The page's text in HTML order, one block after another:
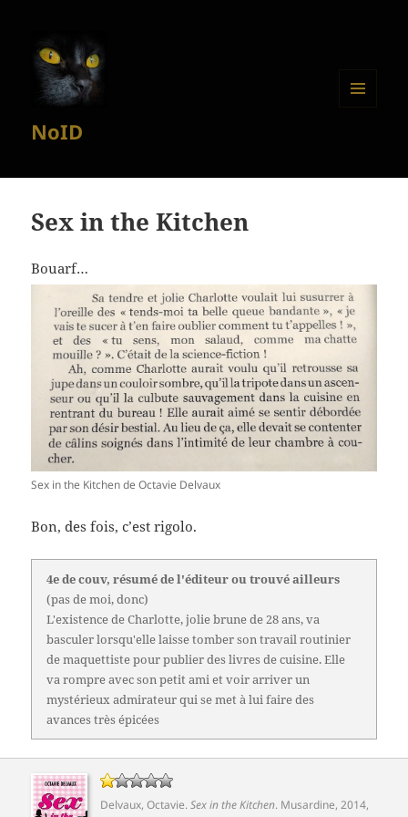
NoID
Sex in the Kitchen
Bouarf…
Sex in the Kitchen de Octavie Delvaux
Bon, des fois, c’est rigolo.
4e de couv, résumé de l'éditeur ou trouvé ailleurs
(pas de moi, donc)
L'existence de Charlotte, jolie brune de 28 ans, va
basculer lorsqu'elle laisse tomber son travail routinier
de maquettiste pour publier des livres de cuisine. Elle
va rompre avec son petit ami et voir arriver un
mystérieux admirateur qui se met à lui faire des
avances très épicées
Delvaux, Octavie.Sex in the Kitchen. Musardine, 2014,